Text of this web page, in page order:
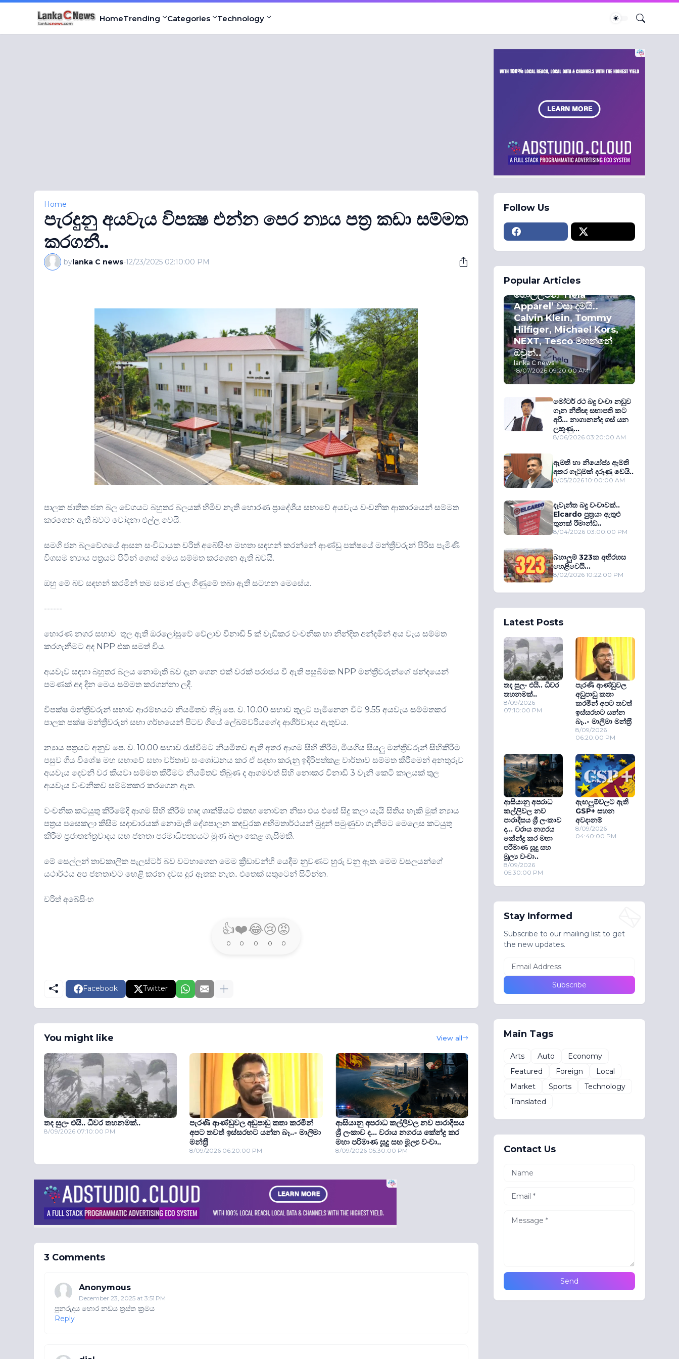
HomeTrending Categories Technology
Home
පැරදුනු අයවැය විපක්‍ෂ එන්න පෙර න්‍යය පත‍්‍ර කඩා සම්මත
කරගනී..
bylanka C news-12/23/2025 02:10:00 PM
පාලක ජාතික ජන බල වේගයට බහුතර බලයක් හිමිව නැති හොරණ ප්‍රාදේශීය සභාවේ අයවැය වංචනික ආකාරයෙන් සම්මත
කරගෙන ඇති බවට චෝදනා එල්ල වෙයි.
සමගි ජන බලවේගයේ ආසන සංවිධායක චරිත් අබේසිංහ මහතා සඳහන් කරන්නේ ආණ්ඩු පක්ෂයේ මන්ත්‍රීවරුන් පිරිස පැමිණි
විගසම න්‍යාය පත්‍රයට පිටින් ගොස් මෙය සම්මත කරගෙන ඇති බවයි.
ඔහු මේ බව සඳහන් කරමින් තම සමාජ ජාල ගිණුමේ තබා ඇති සටහන මෙසේය.
------
හොරණ නගර සභාව තුල ඇති ඔරලෝසුවේ වේලාව විනාඩි 5 ක් වැඩිකර වංචනික හා නින්දිත අන්දමින් අය වැය සම්මත
කරගැනීමට අද NPP එක සමත් විය.
අයවැව සඳහා බහුතර බලය නොමැති බව දැන ගෙන එක් වරක් පරාජය වී ඇති පසුබිමක NPP මන්ත්‍රීවරුන්ගේ ඡන්දයෙන්
පමණක් අද දින මෙය සම්මත කරගන්නා ලදී.
විපක්ෂ මන්ත්‍රීවරුන් සභාව ආරම්භයට නියමිතව තිබූ පෙ. ව. 10.00 සභාව තුලට පැමිනෙන විට 9.55 අයවැය සම්මතකර
පාලක පක්ෂ මන්ත්‍රීවරුන් සභා ගර්භයෙන් පිටව ගියේ ලේඛම්වරියගේද ආශීර්වාදය ඇතුවය.
න්‍යාය පත්‍රයට අනුව පෙ. ව. 10.00 සභාව රැස්වීමට නියමිතව ඇති අතර ආගම සිහි කිරීම, මියගිය සියලු මන්ත්‍රීවරුන් සිහිකිරීම
පසුව ගිය විශේෂ මහ සභාවේ සභා වර්තාව සංශෝධනය කර ඒ සඳහා කරුනු ඉදිරිපත්කළ වාර්තාව සම්මත කිරීමෙන් අනතුරුව
අයවැය දෙවනි වර කියවා සම්මත කිරීමට නියමිතව තිබුණ ද ආගමවත් සිහි නොකර විනාඩි 3 වැනි කෙටි කාලයක් තුල
අයවැය වංචනිකව සම්මතකර කරගෙන ඇත.
වංචනික කටයුතු කිරීමේදී ආගම සිහි කිරීම හෘද ශාක්ෂියට එකඟ නොවන නිසා එය එසේ සිදු කලා යැයි සිතිය හැකි මුත් න්‍යාය
පත්‍රය පසෙකලා කිසිම සදාචාරයක් නොමැති දේශපාලන කඳවුරක අභිමතාර්ථයන් මුදුන් පමුණුවා ගැනීමට මෙලෙස කටයුතු
කිරීම ප්‍රජාතන්ත්‍රවාදය සහ ජනතා පරමාධිපත්‍යයට මුණ බලා කෙළ ගැසීමකි.
මේ සෙල්ලන් තාවකාලික පැලස්ටර් බව වටහාගෙන මෙම ක්‍රීඩාවන්හි යෙදීම නුවණට හුරු වනු ඇත. මෙම වසලයන්ගේ
යථාර්ථය අප ජනතාවට හෙළි කරන දවස දුර ඈතක නැත.. එතෙක් සතුටෙන් සිටින්න.
චරිත් අබේසිංහ
👍
0
❤️
0
😂
0
😢
0
😡
0
Facebook Twitter
You might like View all
තද සුලං එයි.. ධීවර තහනමක්..
8/09/2026 07:10:00 PM
පැරණි ආණ්ඩුවල අඩුපාඩු කතා කරමින්
අපට තවත් ඉස්සරහට යන්න බෑ..- මාලිමා
මන්ත‍්‍රී
8/09/2026 06:20:00 PM
ආසියානු අපරාධ කල්ලිවල නව පාරාදීසය
ශ්‍රී ලංකාව ද... වරාය නගරය කේන්ද්‍ර කර
මහා පරිමාණ සූදු සහ මූල්‍ය වංචා..
8/09/2026 05:30:00 PM
3 Comments
Anonymous
December 23, 2025 at 3:51 PM
පුනරුදය හොර නඩය ත්‍රස්ත ක්‍රමය
Reply
Follow Us
Popular Articles
කොළඹ කොටස්
හොල්ලමින් ‘Hela
Apparel’ වසා දමයි..
Calvin Klein, Tommy
Hilfiger, Michael Kors,
NEXT, Tesco මහන්නේ
ඔවුන්..
lanka C news
-8/07/2026 09:20:00 AM
මෝටර් රථ බදු වංචා නඩුව
ගැන නීතීඥ සභාපති කට
අරී... නාගානන්ද ගස් යන
ලකුණු...
8/06/2026 03:20:00 AM
ඇමති හා නියෝජ්‍ය ඇමති
අතර ගැටුමක් දරුණු වෙයි..
8/05/2026 10:00:00 AM
දැවැන්ත බදු වංචාවක්..
Elcardo පුත‍්‍රයා ඇතුළු
තුනක් රිමාන්ඩ්..
8/04/2026 03:00:00 PM
බහාලුම් 323ක අභිරහස
හෙළිවෙයි...
8/02/2026 10:22:00 PM
Latest Posts
තද සුලං එයි.. ධීවර
තහනමක්..
8/09/2026
07:10:00 PM
පැරණි ආණ්ඩුවල
අඩුපාඩු කතා
කරමින් අපට තවත්
ඉස්සරහට යන්න
බෑ..- මාලිමා මන්ත‍්‍රී
8/09/2026
06:20:00 PM
ආසියානු අපරාධ
කල්ලිවල නව
පාරාදීසය ශ්‍රී ලංකාව
ද... වරාය නගරය
කේන්ද්‍ර කර මහා
පරිමාණ සූදු සහ
මූල්‍ය වංචා..
8/09/2026
05:30:00 PM
ඇඟලුම්වලට ඇති
GSP+ සහන
අවදානම්
8/09/2026
04:40:00 PM
Stay Informed
Subscribe to our mailing list to get
the new updates.
Main Tags
Arts Auto
Economy
Featured
Foreign
Local
Market
Sports
Technology
Translated
Contact Us